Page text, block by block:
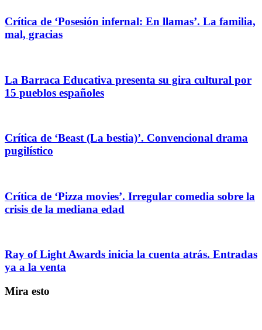
Crítica de ‘Posesión infernal: En llamas’. La familia,
mal, gracias
La Barraca Educativa presenta su gira cultural por
15 pueblos españoles
Crítica de ‘Beast (La bestia)’. Convencional drama
pugilístico
Crítica de ‘Pizza movies’. Irregular comedia sobre la
crisis de la mediana edad
Ray of Light Awards inicia la cuenta atrás. Entradas
ya a la venta
Mira esto